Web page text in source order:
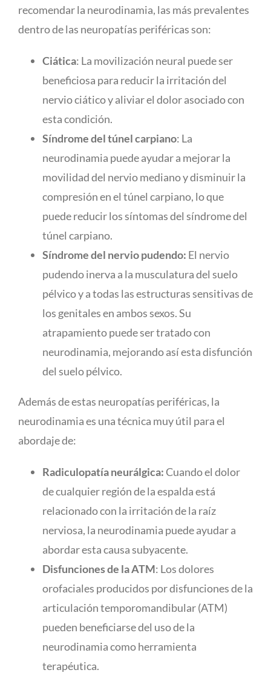
recomendar la neurodinamia, las más prevalentes
dentro de las neuropatías periféricas son:
Ciática: La movilización neural puede ser
beneficiosa para reducir la irritación del
nervio ciático y aliviar el dolor asociado con
esta condición.
Síndrome del túnel carpiano: La
neurodinamia puede ayudar a mejorar la
movilidad del nervio mediano y disminuir la
compresión en el túnel carpiano, lo que
puede reducir los síntomas del síndrome del
túnel carpiano.
Síndrome del nervio pudendo: El nervio
pudendo inerva a la musculaturadel suelo
pélvico y a todas las estructuras sensitivas de
los genitales en ambos sexos. Su
atrapamiento puede ser tratado con
neurodinamia, mejorando así esta disfunción
del suelo pélvico.
Además de estas neuropatías periféricas, la
neurodinamia es una técnica muy útil para el
abordaje de:
Radiculopatía neurálgica:Cuando el dolor
de cualquier región de laespalda está
relacionado con la irritación de la raíz
nerviosa, la neurodinamia puede ayudar a
abordar esta causa subyacente.
Disfunciones de la ATM: Los dolores
orofaciales producidos pordisfunciones de la
articulación temporomandibular (ATM)
pueden beneficiarse del uso de la
neurodinamia como herramienta
terapéutica.